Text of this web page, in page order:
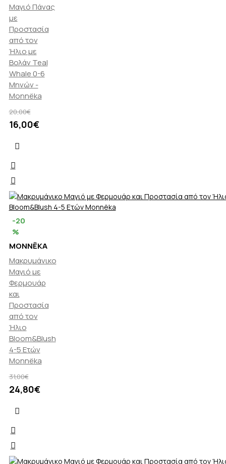
Μαγιό Πάνας
με
Προστασία
από τον
Ήλιο με
Βολάν Teal
Whale 0-6
Μηνών -
Monnëka
20,00€
16,00€
-20
%
MONNËKA
Μακρυμάνικο
Μαγιό με
Φερμουάρ
και
Προστασία
από τον
Ήλιο
Bloom&Blush
4-5 Ετών
Monnëka
31,00€
24,80€